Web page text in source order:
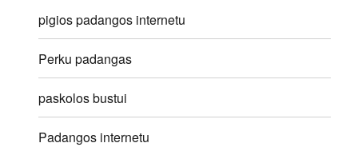
pigios padangos internetu
Perku padangas
paskolos bustui
Padangos internetu